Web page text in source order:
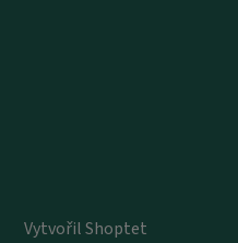
Vytvořil Shoptet